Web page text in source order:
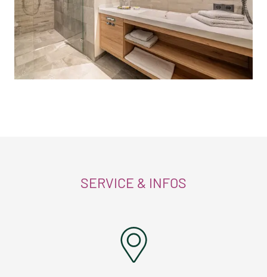
SERVICE & INFOS